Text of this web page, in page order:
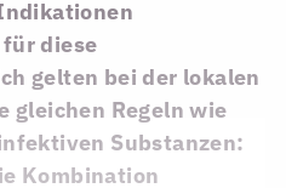
diese
gelten bei der lokalen
Regeln wie
Substanzen:
Kombination